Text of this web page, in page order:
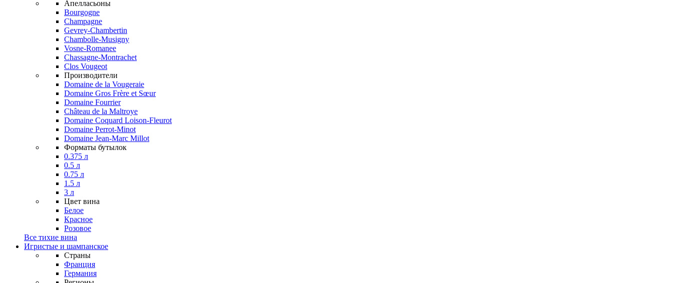
Апелласьоны
Bourgogne
Champagne
Gevrey-Chambertin
Chambolle-Musigny
Vosne-Romanee
Chassagne-Montrachet
Clos Vougeot
Производители
Domaine de la Vougeraie
Domaine Gros Frère et Sœur
Domaine Fourrier
Château de la Maltroye
Domaine Coquard Loison-Fleurot
Domaine Perrot-Minot
Domaine Jean-Marc Millot
Форматы бутылок
0.375 л
0.5 л
0.75 л
1.5 л
3 л
Цвет вина
Белое
Красное
Розовое
Все тихие вина
Игристые и шампанское
Страны
Франция
Германия